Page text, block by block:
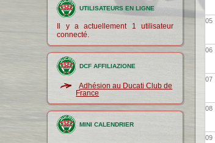
UTILISATEURS EN LIGNE
Il y a actuellement 1 utilisateur
connecté.
DCF AFFILIAZIONE
Adhésion au Ducati Club de
France
MINI CALENDRIER
05
06
07
08
09